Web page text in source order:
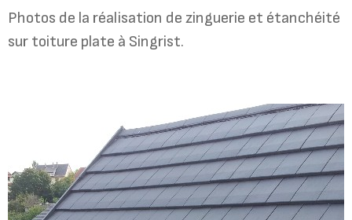
Photos de la réalisation de zinguerie et étanchéité
sur toiture plate à Singrist.